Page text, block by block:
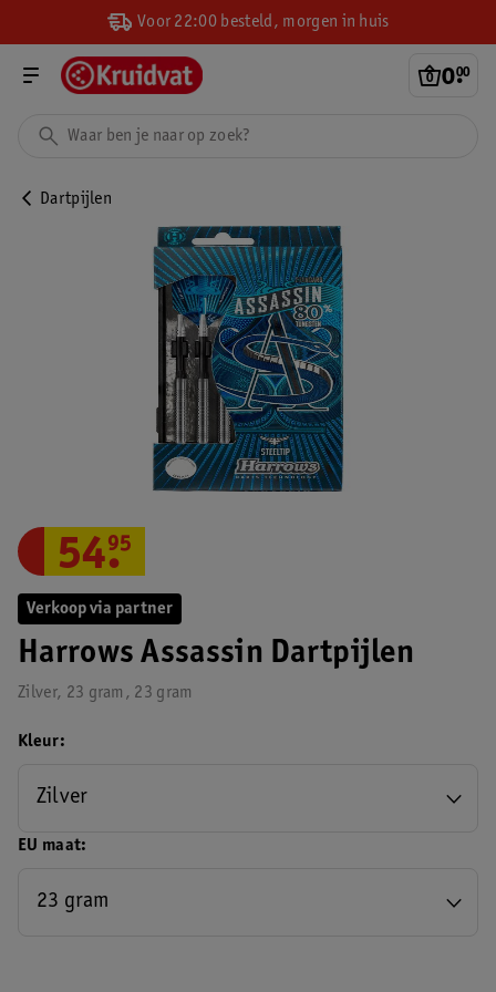
Voor 22:00 besteld, morgen in huis
0.
00
Dartpijlen
Verkoop via partner
Harrows Assassin Dartpijlen
Zilver, 23 gram, 23 gram
54.
95
EU maat
23 gram
Kleur
Zilver